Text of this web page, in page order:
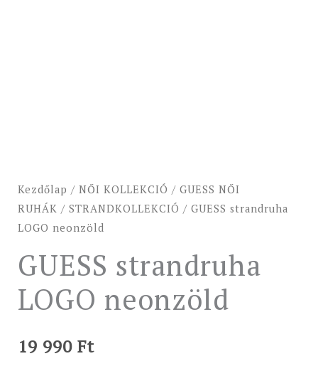
Kezdőlap / NŐI KOLLEKCIÓ / GUESS NŐI
RUHÁK / STRANDKOLLEKCIÓ / GUESS strandruha
LOGO neonzöld
GUESS strandruha
LOGO neonzöld
19 990 Ft